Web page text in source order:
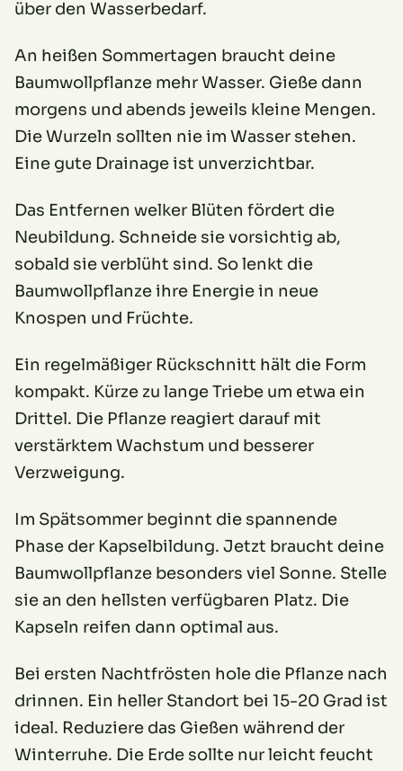
über den Wasserbedarf.
An heißen Sommertagen braucht deine
Baumwollpflanze mehr Wasser. Gieße dann
morgens und abends jeweils kleine Mengen.
Die Wurzeln sollten nie im Wasser stehen.
Eine gute Drainage ist unverzichtbar.
Das Entfernen welker Blüten fördert die
Neubildung. Schneide sie vorsichtig ab,
sobald sie verblüht sind. So lenkt die
Baumwollpflanze ihre Energie in neue
Knospen und Früchte.
Ein regelmäßiger Rückschnitt hält die Form
kompakt. Kürze zu lange Triebe um etwa ein
Drittel. Die Pflanze reagiert darauf mit
verstärktem Wachstum und besserer
Verzweigung.
Im Spätsommer beginnt die spannende
Phase der Kapselbildung. Jetzt braucht deine
Baumwollpflanze besonders viel Sonne. Stelle
sie an den hellsten verfügbaren Platz. Die
Kapseln reifen dann optimal aus.
Bei ersten Nachtfrösten hole die Pflanze nach
drinnen. Ein heller Standort bei 15-20 Grad ist
ideal. Reduziere das Gießen während der
Winterruhe. Die Erde sollte nur leicht feucht